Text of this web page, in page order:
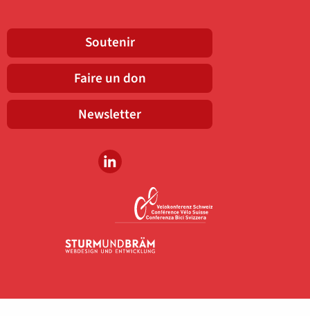
Soutenir
Faire un don
Newsletter